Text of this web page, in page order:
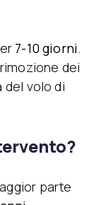
7-10 giorni.
dei
del volo di
parte